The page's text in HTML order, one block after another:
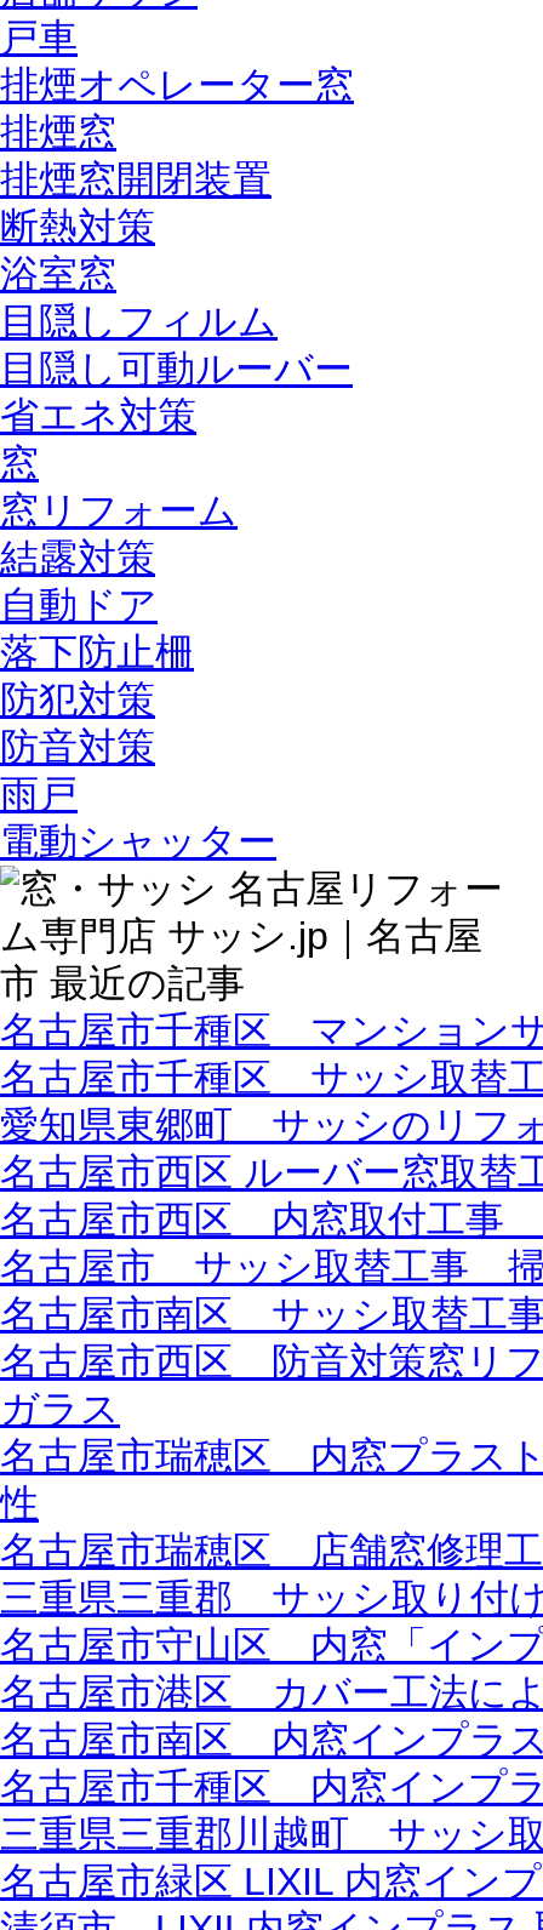
戸車
排煙オペレーター窓
排煙窓
排煙窓開閉装置
断熱対策
浴室窓
目隠しフィルム
目隠し可動ルーバー
省エネ対策
窓
窓リフォーム
結露対策
自動ドア
落下防止柵
防犯対策
防音対策
雨戸
電動シャッター
名古屋市千種区 マンション
名古屋市千種区 サッシ取替
愛知県東郷町 サッシのリフ
名古屋市西区 ルーバー窓取替
名古屋市西区 内窓取付工事
名古屋市 サッシ取替工事
名古屋市南区 サッシ取替
名古屋市西区 防音対策窓リ
ガラス
名古屋市瑞穂区 内窓プラス
性
名古屋市瑞穂区 店舗窓修理
三重県三重郡 サッシ取り付
名古屋市守山区 内窓「イン
名古屋市港区 カバー工法に
名古屋市南区 内窓インプ
名古屋市千種区 内窓イン
三重県三重郡川越町 サッシ
名古屋市緑区 LIXIL 内窓イン